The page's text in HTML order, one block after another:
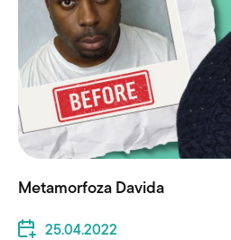
Metamorfoza Davida
25.04.2022